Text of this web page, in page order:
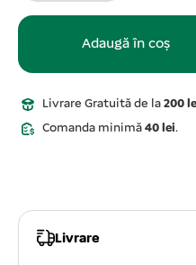
Adaugă în coș
Livrare Gratuită de la 200
Comanda minimă 40 lei.
Livrare